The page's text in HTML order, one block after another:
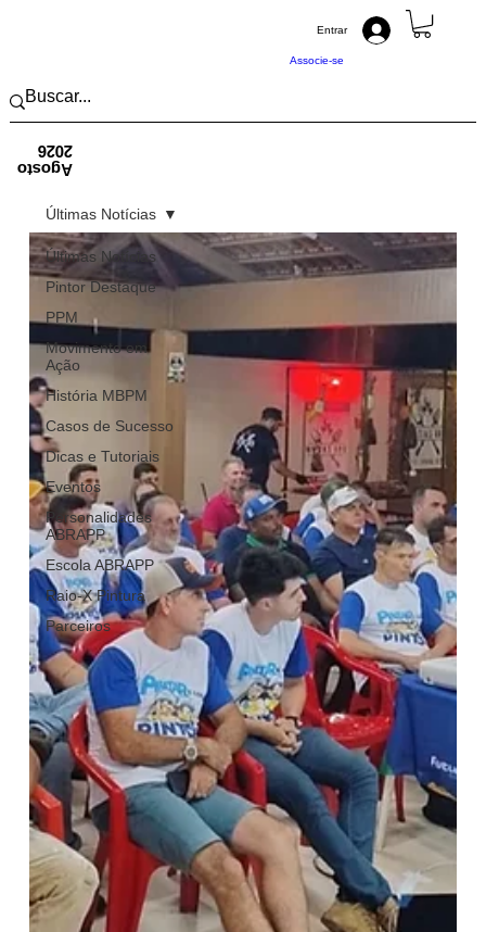
Associe-se
Entrar
Agosto
2026
Últimas Notícias
Pintor Destaque
PPM
Movimento em
Ação
História MBPM
Casos de Sucesso
Dicas e Tutoriais
Eventos
Personalidades
ABRAPP
Escola ABRAPP
Raio-X Pintura
Parceiros
Últimas Notícias